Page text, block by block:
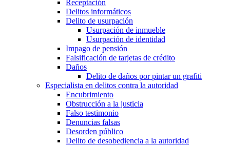
Receptación
Delitos informáticos
Delito de usurpación
Usurpación de inmueble
Usurpación de identidad
Impago de pensión
Falsificación de tarjetas de crédito
Daños
Delito de daños por pintar un grafiti
Especialista en delitos contra la autoridad
Encubrimiento
Obstrucción a la justicia
Falso testimonio
Denuncias falsas
Desorden público
Delito de desobediencia a la autoridad